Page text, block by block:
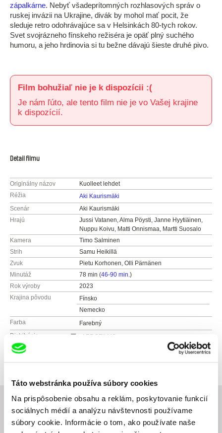
Táto webstránka používa súbory cookies
Na prispôsobenie obsahu a reklám, poskytovanie funkcií
sociálnych médií a analýzu návštevnosti používame
súbory cookie. Informácie o tom, ako používate naše
zápalkárne. Nebyť všadeprítomných rozhlasových správ o
ruskej invázii na Ukrajine, divák by mohol mať pocit, že
sleduje retro odohrávajúce sa v Helsinkách 80-tych rokov.
Svet svojrázneho fínskeho režiséra je opäť plný suchého
humoru, a jeho hrdinovia si tu bežne dávajú šieste druhé pivo.
Film bohužiaľ nie je k dispozícii :(
Je nám ľúto, ale tento film nie je vo Vašej krajine
k dispozícií.
Detail filmu
Originálny názov
Kuolleet lehdet
Réžia
Aki Kaurismäki
Scenár
Aki Kaurismäki
Hrajú
Jussi Vatanen, Alma Pöysti, Janne Hyytiäinen,
Nuppu Koivu, Matti Onnismaa, Martti Suosalo
Kamera
Timo Salminen
Strih
Samu Heikillä
Zvuk
Pietu Korhonen, Olli Pärnänen
Minutáž
78 min (46-90 min.)
Rok výroby
2023
Krajina pôvodu
Fínsko
Nemecko
Farba
Farebný
Distribúcia
AEROFILMS s.r.o
web:http://www.aerofilms.cz
Ocenenia
Sebastián 2023
Súvisiace filmy (20)